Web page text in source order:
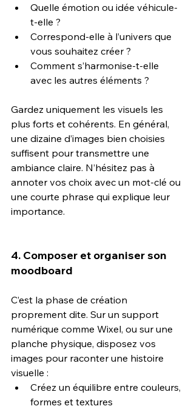
Quelle émotion ou idée véhicule-
t-elle ?
Correspond-elle à l’univers que
vous souhaitez créer ?
Comment s’harmonise-t-elle
avec les autres éléments ?
Gardez uniquement les visuels les
plus forts et cohérents. En général,
une dizaine d’images bien choisies
suffisent pour transmettre une
ambiance claire. N’hésitez pas à
annoter vos choix avec un mot-clé ou
une courte phrase qui explique leur
importance.
4. Composer et organiser son
moodboard
C’est la phase de création
proprement dite. Sur un support
numérique comme Wixel, ou sur une
planche physique, disposez vos
images pour raconter une histoire
visuelle :
Créez un équilibre entre couleurs,
formes et textures